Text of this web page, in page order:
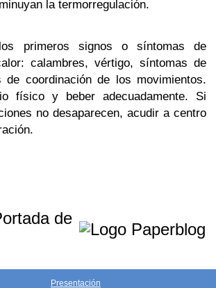
la termorregulación.
primeros signos o síntomas de
calambres, vértigo, síntomas de
de coordinación de los movimientos.
físico y beber adecuadamente. Si
no desaparecen, acudir a centro
de
Presentación